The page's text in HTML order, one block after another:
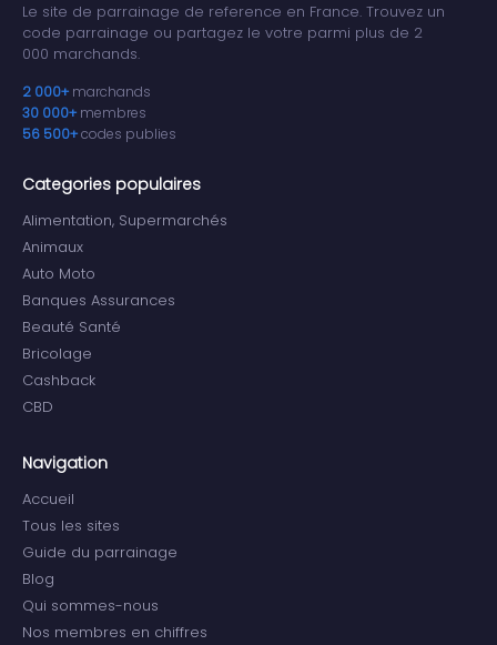
Le site de parrainage de reference en France. Trouvez un
code parrainage ou partagez le votre parmi plus de 2
000 marchands.
2 000+ marchands
30 000+ membres
56 500+codes publies
Categories populaires
Alimentation, Supermarchés
Animaux
Auto Moto
Banques Assurances
Beauté Santé
Bricolage
Cashback
CBD
Navigation
Accueil
Tous les sites
Guide du parrainage
Blog
Qui sommes-nous
Nos membres en chiffres